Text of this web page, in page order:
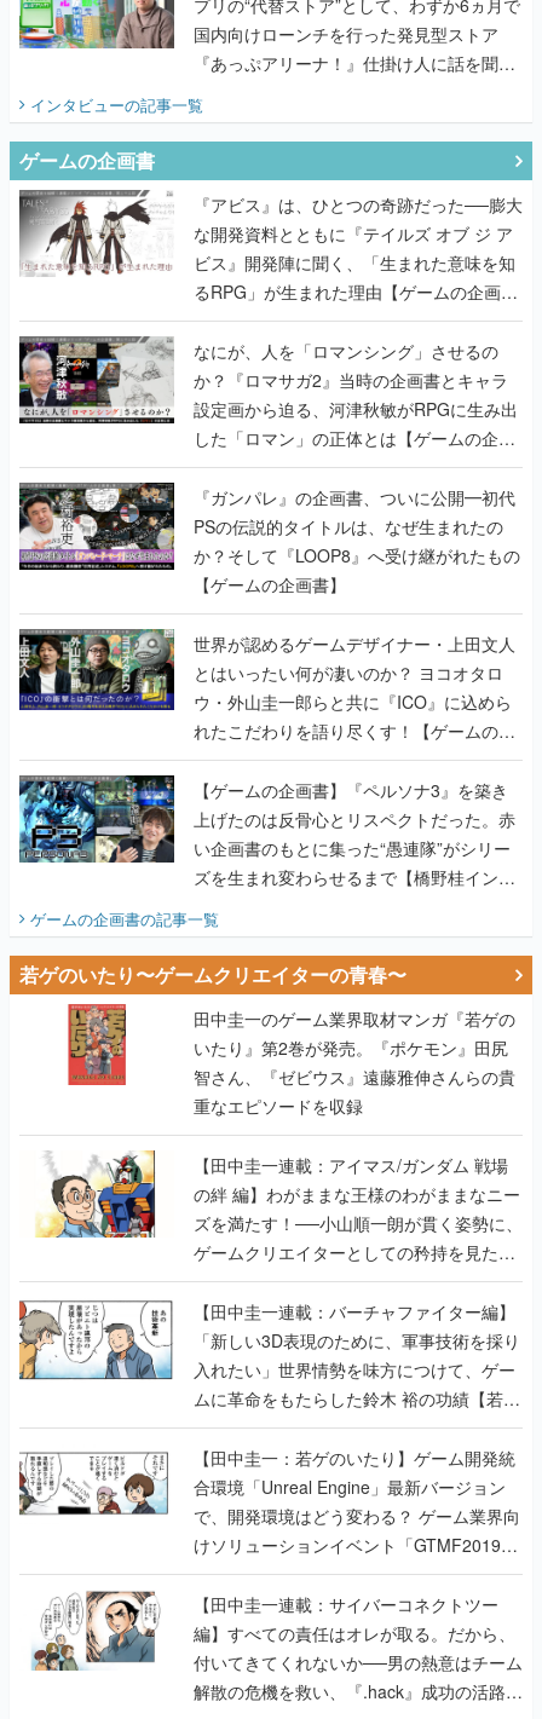
国内向けローンチを行った発見型ストア
『あっぷアリーナ！』仕掛け人に話を聞い
インタビューの記事一覧
ゲームの企画書
『アビス』は、ひとつの奇跡だった──膨大
な開発資料とともに『テイルズ オブ ジ ア
ビス』開発陣に聞く、「生まれた意味を知
るRPG」が生まれた理由【ゲームの企画
書】
なにが、人を「ロマンシング」させるの
か？『ロマサガ2』当時の企画書とキャラ
設定画から迫る、河津秋敏がRPGに生み出
した「ロマン」の正体とは【ゲームの企画
書】
『ガンパレ』の企画書、ついに公開━初代
PSの伝説的タイトルは、なぜ生まれたの
か？そして『LOOP8』へ受け継がれたもの
【ゲームの企画書】
世界が認めるゲームデザイナー・上田文人
とはいったい何が凄いのか？ ヨコオタロ
ウ・外山圭一郎らと共に『ICO』に込めら
れたこだわりを語り尽くす！【ゲームの企
画書】
【ゲームの企画書】『ペルソナ3』を築き
上げたのは反骨心とリスペクトだった。赤
い企画書のもとに集った“愚連隊”がシリー
ズを生まれ変わらせるまで【橋野桂インタ
ゲームの企画書の記事一覧
若ゲのいたり〜ゲームクリエイターの青春〜
田中圭一のゲーム業界取材マンガ『若ゲの
いたり』第2巻が発売。『ポケモン』田尻
智さん、『ゼビウス』遠藤雅伸さんらの貴
重なエピソードを収録
【田中圭一連載：アイマス/ガンダム 戦場
の絆 編】わがままな王様のわがままなニー
ズを満たす！──小山順一朗が貫く姿勢に、
ゲームクリエイターとしての矜持を見た
【若ゲのいたり最終回】
【田中圭一連載：バーチャファイター編】
「新しい3D表現のために、軍事技術を採り
入れたい」世界情勢を味方につけて、ゲー
ムに革命をもたらした鈴木 裕の功績【若ゲ
のいたり】
【田中圭一：若ゲのいたり】ゲーム開発統
合環境「Unreal Engine」最新バージョン
で、開発環境はどう変わる？ ゲーム業界向
けソリューションイベント「GTMF2019」
に行って、より理解を深めよう【PR】
【田中圭一連載：サイバーコネクトツー
編】すべての責任はオレが取る。だから、
付いてきてくれないか──男の熱意はチーム
解散の危機を救い、『.hack』成功の活路を